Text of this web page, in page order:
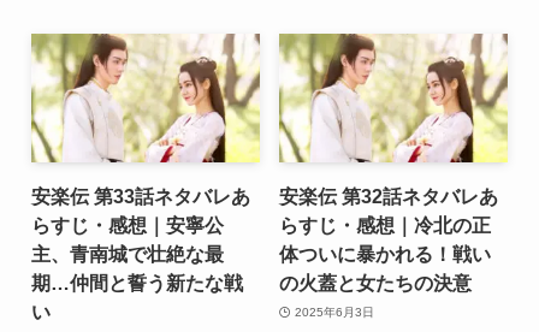
安楽伝 第33話ネタバレあ
らすじ・感想｜安寧公
主、青南城で壮絶な最
期…仲間と誓う新たな戦
い
安楽伝 第32話ネタバレあ
らすじ・感想｜冷北の正
体ついに暴かれる！戦い
の火蓋と女たちの決意
2025年6月3日